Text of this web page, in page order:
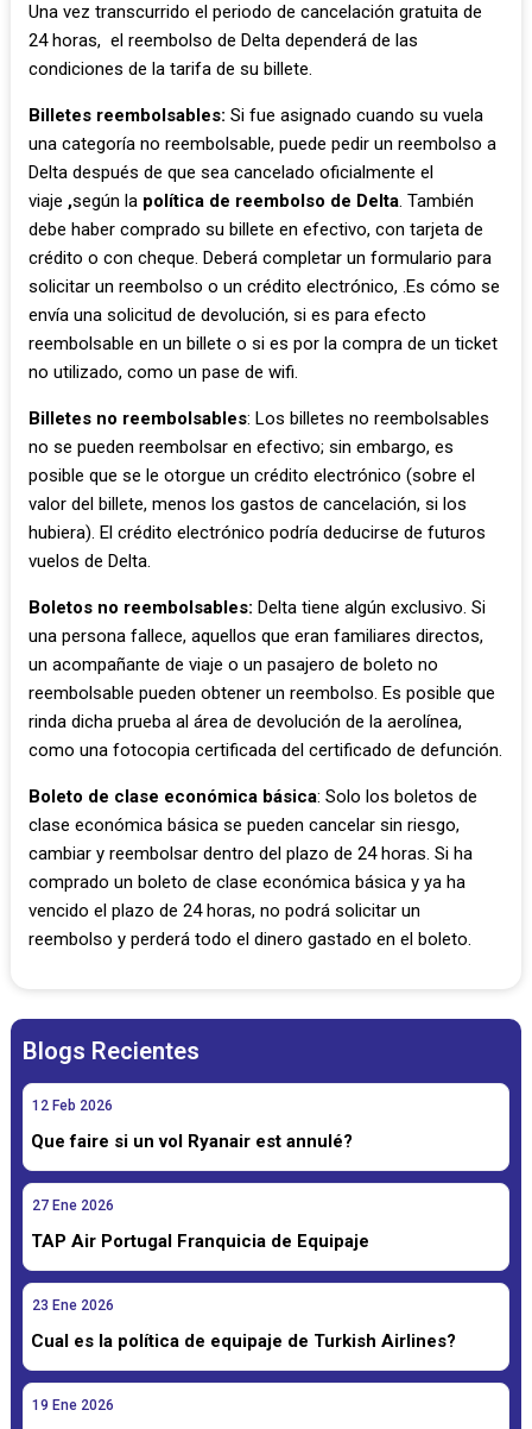
Una vez transcurrido el periodo de cancelación gratuita de
24 horas, el reembolso de Delta dependerá de las
condiciones de la tarifa de su billete.
Billetes reembolsables: Si fue asignado cuando su vuela
una categoría no reembolsable, puede pedir un reembolso a
Delta después de que sea cancelado oficialmente el
viaje ,según lapolítica de reembolso de Delta. También
debe haber comprado su billete en efectivo, con tarjeta de
crédito o con cheque. Deberá completar un formulario para
solicitar un reembolso o un crédito electrónico, .Es cómo se
envía una solicitud de devolución, si es para efecto
reembolsable en un billete o si es por la compra de un ticket
no utilizado, como un pase de wifi.
Billetes no reembolsables: Los billetes no reembolsables
no se pueden reembolsar en efectivo; sin embargo, es
posible que se le otorgue un crédito electrónico (sobre el
valor del billete, menos los gastos de cancelación, si los
hubiera). El crédito electrónico podría deducirse de futuros
vuelos de Delta.
Boletos no reembolsables: Delta tiene algún exclusivo. Si
una persona fallece, aquellos que eran familiares directos,
un acompañante de viaje o un pasajero de boleto no
reembolsable pueden obtener un reembolso. Es posible que
rinda dicha prueba al área de devolución de la aerolínea,
como una fotocopia certificada del certificado de defunción.
Boleto de clase económica básica: Solo los boletos de
clase económica básica se pueden cancelar sin riesgo,
cambiar y reembolsar dentro del plazo de 24 horas. Si ha
comprado un boleto de clase económica básica y ya ha
vencido el plazo de 24 horas, no podrá solicitar un
reembolso y perderá todo el dinero gastado en el boleto.
Blogs Recientes
12 Feb 2026
Que faire si un vol Ryanair est annulé?
27 Ene 2026
TAP Air Portugal Franquicia de Equipaje
23 Ene 2026
Cual es la política de equipaje de Turkish Airlines?
19 Ene 2026